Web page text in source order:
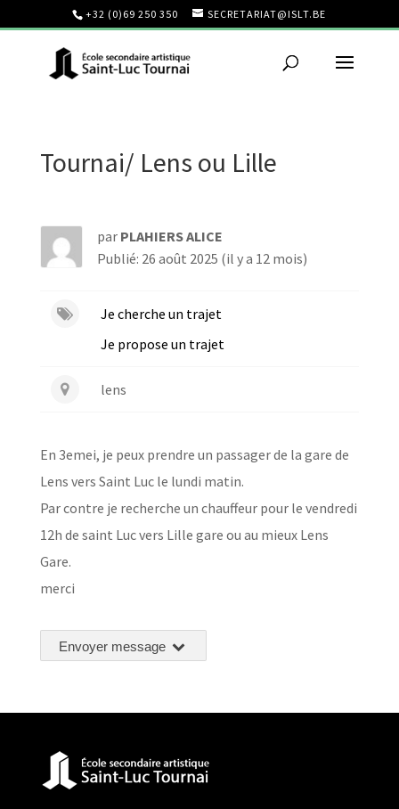
+32 (0)69 250 350 SECRETARIAT@ISLT.BE
Tournai/ Lens ou Lille
par PLAHIERS ALICE
Publié: 26 août 2025 (il y a 12 mois)
Je cherche un trajet
Je propose un trajet
lens
En 3emei, je peux prendre un passager de la gare de
Lens vers Saint Luc le lundi matin.
Par contre je recherche un chauffeur pour le vendredi
12h de saint Luc vers Lille gare ou au mieux Lens
Gare.
merci
Envoyer message